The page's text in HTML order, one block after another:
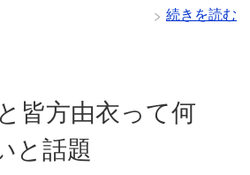
続きを読む
皆方由衣って何
と話題